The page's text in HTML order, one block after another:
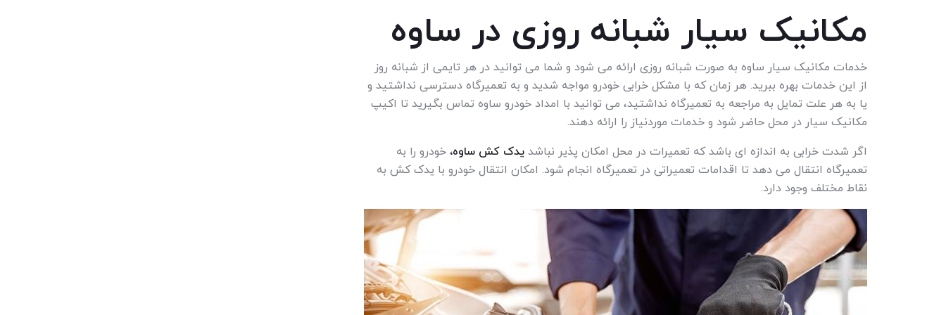
مکانیک سیار شبانه روزی در ساوه
خدمات مکانیک سیار ساوه به صورت شبانه روزی ارائه می شود و شما می توانید در هر تایمی از شبانه روز
از این خدمات بهره ببرید. هر زمان که با مشکل خرابی خودرو مواجه شدید و به تعمیرگاه دسترسی نداشتید و
یا به هر علت تمایل به مراجعه به تعمیرگاه نداشتید، می توانید با امداد خودرو ساوه تماس بگیرید تا اکیپ
مکانیک سیار در محل حاضر شود و خدمات موردنیاز را ارائه دهند.
اگر شدت خرابی به اندازه ای باشد که تعمیرات در محل امکان پذیر نباشد یدک کش ساوه، خودرو را به
تعمیرگاه انتقال می دهد تا اقدامات تعمیراتی در تعمیرگاه انجام شود. امکان انتقال خودرو با یدک کش به
نقاط مختلف وجود دارد.